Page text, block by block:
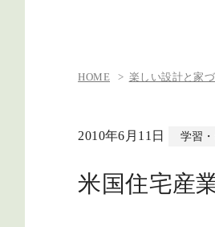
HOME 楽しい設計と家
2010年6月11日 学習
米国住宅産